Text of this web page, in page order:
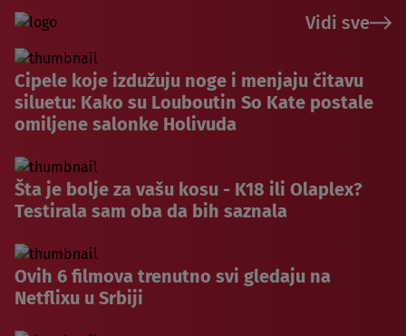
Vidi sve
Cipele koje izdužuju noge i menjaju čitavu
siluetu: Kako su Louboutin So Kate postale
omiljene salonke Holivuda
Šta je bolje za vašu kosu - K18 ili Olaplex?
Testirala sam oba da bih saznala
Ovih 6 filmova trenutno svi gledaju na
Netflixu u Srbiji